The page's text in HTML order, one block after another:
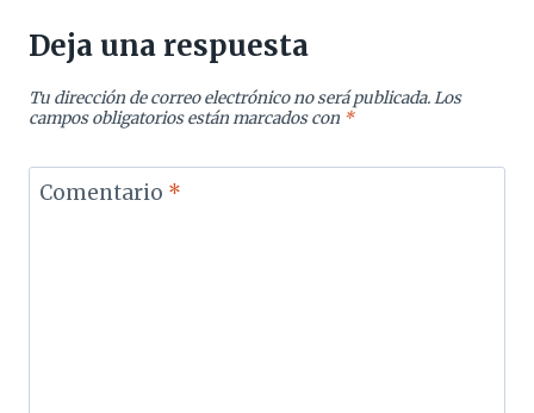
Deja una respuesta
Tu dirección de correo electrónico no será publicada.Los
campos obligatorios están marcados con *
Comentario *